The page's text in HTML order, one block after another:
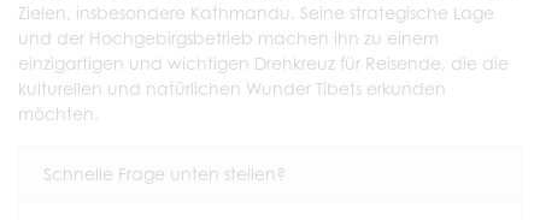
Zielen, insbesondere Kathmandu. Seine strategische Lage
und der Hochgebirgsbetrieb machen ihn zu einem
einzigartigen und wichtigen Drehkreuz für Reisende, die die
kulturellen und natürlichen Wunder Tibets erkunden
möchten.
Schnelle Frage unten stellen?